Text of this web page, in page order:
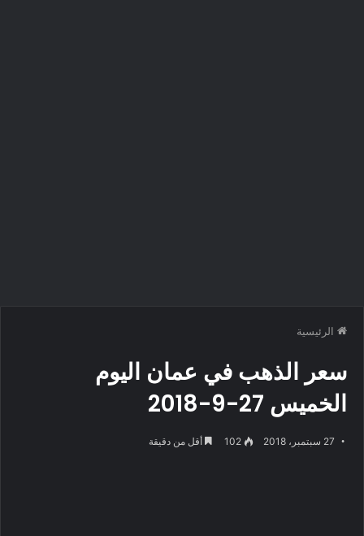
الرئيسية
سعر الذهب في عمان اليوم
الخميس 27-9-2018
27 سبتمبر، 2018 102 أقل من دقيقة